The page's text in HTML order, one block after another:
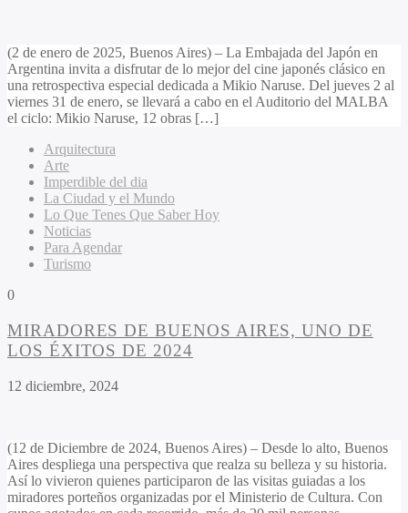
(2 de enero de 2025, Buenos Aires) – La Embajada del Japón en
Argentina invita a disfrutar de lo mejor del cine japonés clásico en
una retrospectiva especial dedicada a Mikio Naruse. Del jueves 2 al
viernes 31 de enero, se llevará a cabo en el Auditorio del MALBA
el ciclo: Mikio Naruse, 12 obras […]
Arquitectura
Arte
Imperdible del dia
La Ciudad y el Mundo
Lo Que Tenes Que Saber Hoy
Noticias
Para Agendar
Turismo
0
MIRADORES DE BUENOS AIRES, UNO DE
LOS ÉXITOS DE 2024
12 diciembre, 2024
(12 de Diciembre de 2024, Buenos Aires) – Desde lo alto, Buenos
Aires despliega una perspectiva que realza su belleza y su historia.
Así lo vivieron quienes participaron de las visitas guiadas a los
miradores porteños organizadas por el Ministerio de Cultura. Con